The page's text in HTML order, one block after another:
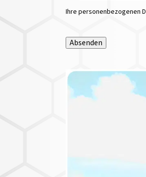
Ihre personenbezogenen
Absenden